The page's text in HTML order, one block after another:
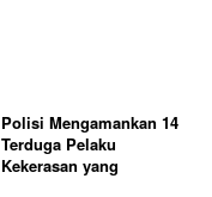
Polisi Mengamankan 14
Terduga Pelaku
Kekerasan yang